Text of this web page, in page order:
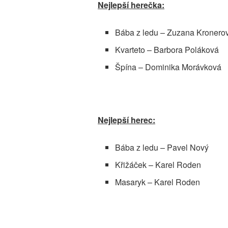
Nejlepší herečka:
Bába z ledu – Zuzana
Kvarteto – Barbora Poláková
Špína – Dominika Morávková
Nejlepší herec:
Bába z ledu – Pavel Nový
Křižáček – Karel Roden
Masaryk – Karel Roden